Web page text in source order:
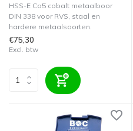
HSS-E Co5 cobalt metaalboor
DIN 338 voor RVS, staal en
hardere metaalsoorten.
€75,30
Excl. btw